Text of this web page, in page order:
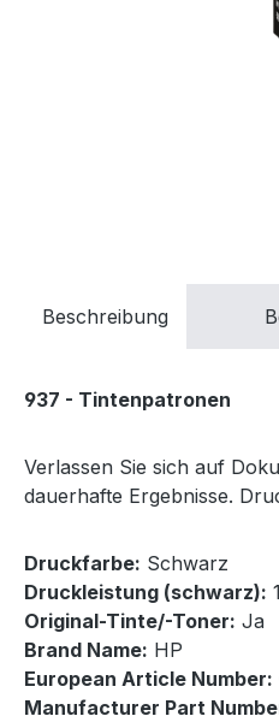
Beschreibung
937 - Tintenpatronen
Verlassen Sie sich auf
dauerhafte Ergebnisse.
Druckfarbe: Schwarz
Druckleistung (schwarz):
Original-Tinte/-Toner: Ja
Brand Name: HP
European Article Number:
Manufacturer Part